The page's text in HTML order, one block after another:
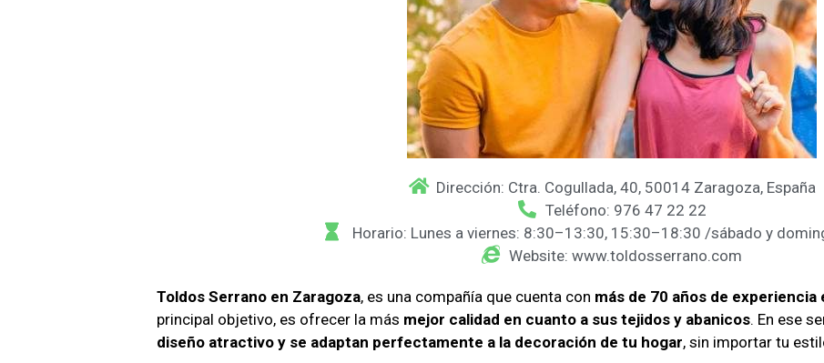
Dirección: Ctra. Cogullada, 40, 50014 Zaragoza, España
Teléfono: 976 47 22 22
Horario: Lunes a viernes: 8:30–13:30, 15:30–18:30 /sábado y
Website: www.toldosserrano.com
Toldos Serrano en Zaragoza, es una compañía que cuenta con más de 70 años de
principal objetivo, es ofrecer la más mejor calidad en cuanto a sus tejidos y abanicos. En ese
diseño atractivo y se adaptan perfectamente a la decoración de tu hogar, sin importar tu